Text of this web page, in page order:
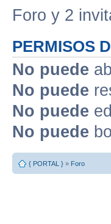
Foro y 2
PERMISOS
No puede
No puede
No puede
No puede
{ PORTAL } » Foro